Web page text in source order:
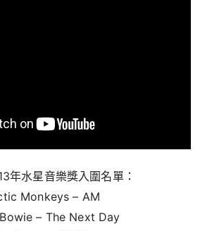
年水星音樂獎入圍名單：
Monkeys – AM
– The Next Day